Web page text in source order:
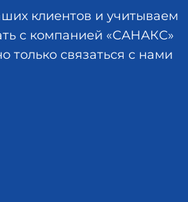
клиентов и учитываем
с компанией «САНАКС»
только связаться с нами